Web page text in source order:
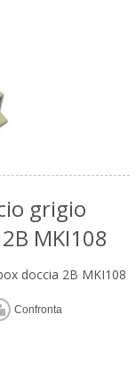
grigio
MKI108
doccia 2B MKI108